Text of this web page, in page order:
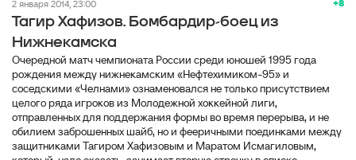
+8
2 января 2014, 23:00
Тагир Хафизов. Бомбардир-боец из
Нижнекамска
Очередной матч чемпионата России среди юношей 1995 года
рождения между нижнекамским «Нефтехимиком-95» и
соседскими «Челнами» ознаменовался не только присутствием
целого ряда игроков из Молодежной хоккейной лиги,
отправленных для поддержания формы во время перерыва, и не
обилием заброшенных шайб, но и фееричными поединками между
защитниками Тагиром Хафизовым и Маратом Исмагиловым,